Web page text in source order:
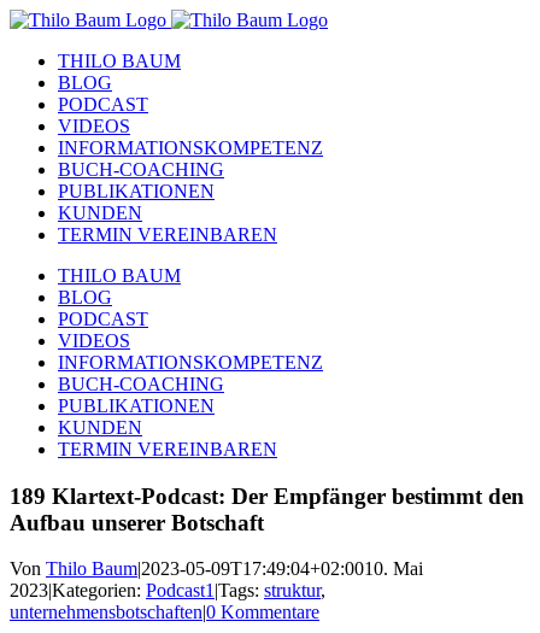
Zum
springenTHILO BAUM
BLOG
PODCAST
VIDEOS
INFORMATIONSKOMPETENZ
BUCH-COACHING
PUBLIKATIONEN
KUNDEN
TERMIN VEREINBAREN
THILO BAUM
BLOG
PODCAST
VIDEOS
INFORMATIONSKOMPETENZ
BUCH-COACHING
PUBLIKATIONEN
KUNDEN
TERMIN VEREINBAREN
189 Klartext-Podcast: Der Empfänger bestimmt den
Aufbau unserer Botschaft
Von Thilo Baum|2023-05-09T17:49:04+02:0010. Mai
2023|Kategorien: Podcast1|Tags: struktur,
unternehmensbotschaften|0 Kommentare